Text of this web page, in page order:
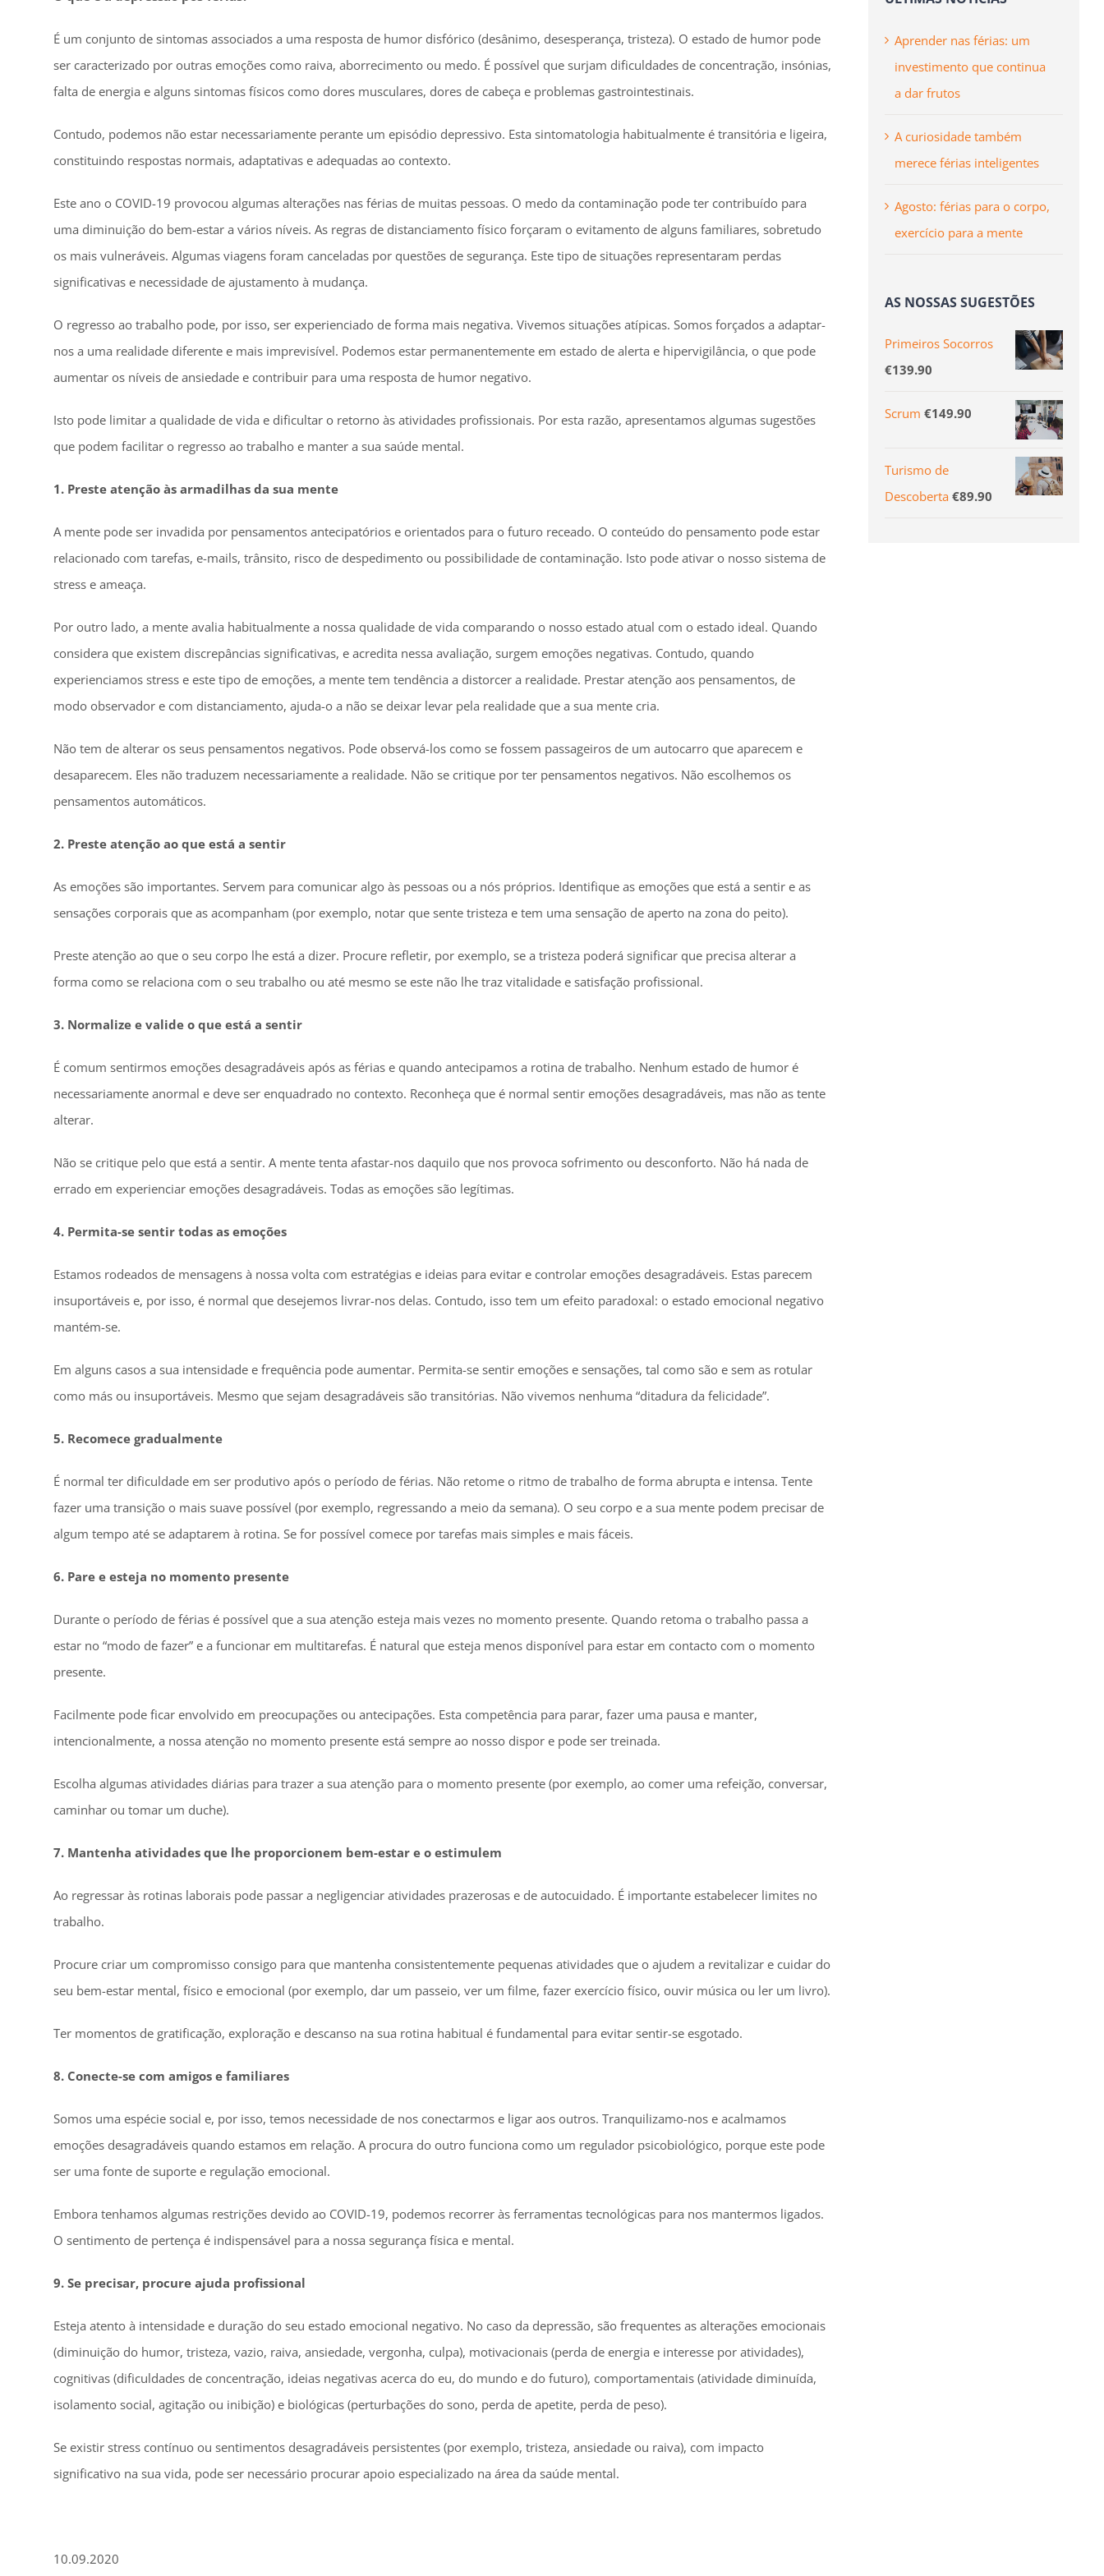
É um conjunto de sintomas associados a uma resposta de humor disfórico (desânimo, desesperança, tristeza). O estado de humor pode
ser caracterizado por outras emoções como raiva, aborrecimento ou medo. É possível que surjam dificuldades de concentração, insónias,
falta de energia e alguns sintomas físicos como dores musculares, dores de cabeça e problemas gastrointestinais.
Contudo, podemos não estar necessariamente perante um episódio depressivo. Esta sintomatologia habitualmente é transitória e ligeira,
constituindo respostas normais, adaptativas e adequadas ao contexto.
Este ano o COVID-19 provocou algumas alterações nas férias de muitas pessoas. O medo da contaminação pode ter contribuído para
uma diminuição do bem-estar a vários níveis. As regras de distanciamento físico forçaram o evitamento de alguns familiares, sobretudo
os mais vulneráveis. Algumas viagens foram canceladas por questões de segurança. Este tipo de situações representaram perdas
significativas e necessidade de ajustamento à mudança.
O regresso ao trabalho pode, por isso, ser experienciado de forma mais negativa. Vivemos situações atípicas. Somos forçados a adaptar-
nos a uma realidade diferente e mais imprevisível. Podemos estar permanentemente em estado de alerta e hipervigilância, o que pode
aumentar os níveis de ansiedade e contribuir para uma resposta de humor negativo.
Isto pode limitar a qualidade de vida e dificultar o retorno às atividades profissionais. Por esta razão, apresentamos algumas sugestões
que podem facilitar o regresso ao trabalho e manter a sua saúde mental.
1. Preste atenção às armadilhas da sua mente
A mente pode ser invadida por pensamentos antecipatórios e orientados para o futuro receado. O conteúdo do pensamento pode estar
relacionado com tarefas, e-mails, trânsito, risco de despedimento ou possibilidade de contaminação. Isto pode ativar o nosso sistema de
stress e ameaça.
Por outro lado, a mente avalia habitualmente a nossa qualidade de vida comparando o nosso estado atual com o estado ideal. Quando
considera que existem discrepâncias significativas, e acredita nessa avaliação, surgem emoções negativas. Contudo, quando
experienciamos stress e este tipo de emoções, a mente tem tendência a distorcer a realidade. Prestar atenção aos pensamentos, de
modo observador e com distanciamento, ajuda-o a não se deixar levar pela realidade que a sua mente cria.
Não tem de alterar os seus pensamentos negativos. Pode observá-los como se fossem passageiros de um autocarro que aparecem e
desaparecem. Eles não traduzem necessariamente a realidade. Não se critique por ter pensamentos negativos. Não escolhemos os
pensamentos automáticos.
2. Preste atenção ao que está a sentir
As emoções são importantes. Servem para comunicar algo às pessoas ou a nós próprios. Identifique as emoções que está a sentir e as
sensações corporais que as acompanham (por exemplo, notar que sente tristeza e tem uma sensação de aperto na zona do peito).
Preste atenção ao que o seu corpo lhe está a dizer. Procure refletir, por exemplo, se a tristeza poderá significar que precisa alterar a
forma como se relaciona com o seu trabalho ou até mesmo se este não lhe traz vitalidade e satisfação profissional.
3. Normalize e valide o que está a sentir
É comum sentirmos emoções desagradáveis após as férias e quando antecipamos a rotina de trabalho. Nenhum estado de humor é
necessariamente anormal e deve ser enquadrado no contexto. Reconheça que é normal sentir emoções desagradáveis, mas não as tente
alterar.
Não se critique pelo que está a sentir. A mente tenta afastar-nos daquilo que nos provoca sofrimento ou desconforto. Não há nada de
errado em experienciar emoções desagradáveis. Todas as emoções são legítimas.
4. Permita-se sentir todas as emoções
Estamos rodeados de mensagens à nossa volta com estratégias e ideias para evitar e controlar emoções desagradáveis. Estas parecem
insuportáveis e, por isso, é normal que desejemos livrar-nos delas. Contudo, isso tem um efeito paradoxal: o estado emocional negativo
mantém-se.
Em alguns casos a sua intensidade e frequência pode aumentar. Permita-se sentir emoções e sensações, tal como são e sem as rotular
como más ou insuportáveis. Mesmo que sejam desagradáveis são transitórias. Não vivemos nenhuma “ditadura da felicidade”.
5. Recomece gradualmente
É normal ter dificuldade em ser produtivo após o período de férias. Não retome o ritmo de trabalho de forma abrupta e intensa. Tente
fazer uma transição o mais suave possível (por exemplo, regressando a meio da semana). O seu corpo e a sua mente podem precisar de
algum tempo até se adaptarem à rotina. Se for possível comece por tarefas mais simples e mais fáceis.
6. Pare e esteja no momento presente
Durante o período de férias é possível que a sua atenção esteja mais vezes no momento presente. Quando retoma o trabalho passa a
estar no “modo de fazer” e a funcionar em multitarefas. É natural que esteja menos disponível para estar em contacto com o momento
presente.
Facilmente pode ficar envolvido em preocupações ou antecipações. Esta competência para parar, fazer uma pausa e manter,
intencionalmente, a nossa atenção no momento presente está sempre ao nosso dispor e pode ser treinada.
Escolha algumas atividades diárias para trazer a sua atenção para o momento presente (por exemplo, ao comer uma refeição, conversar,
caminhar ou tomar um duche).
7. Mantenha atividades que lhe proporcionem bem-estar e o estimulem
Ao regressar às rotinas laborais pode passar a negligenciar atividades prazerosas e de autocuidado. É importante estabelecer limites no
trabalho.
Procure criar um compromisso consigo para que mantenha consistentemente pequenas atividades que o ajudem a revitalizar e cuidar do
seu bem-estar mental, físico e emocional (por exemplo, dar um passeio, ver um filme, fazer exercício físico, ouvir música ou ler um livro).
Ter momentos de gratificação, exploração e descanso na sua rotina habitual é fundamental para evitar sentir-se esgotado.
8. Conecte-se com amigos e familiares
Somos uma espécie social e, por isso, temos necessidade de nos conectarmos e ligar aos outros. Tranquilizamo-nos e acalmamos
emoções desagradáveis quando estamos em relação. A procura do outro funciona como um regulador psicobiológico, porque este pode
ser uma fonte de suporte e regulação emocional.
Embora tenhamos algumas restrições devido ao COVID-19, podemos recorrer às ferramentas tecnológicas para nos mantermos ligados.
O sentimento de pertença é indispensável para a nossa segurança física e mental.
9. Se precisar, procure ajuda profissional
Esteja atento à intensidade e duração do seu estado emocional negativo. No caso da depressão, são frequentes as alterações emocionais
(diminuição do humor, tristeza, vazio, raiva, ansiedade, vergonha, culpa), motivacionais (perda de energia e interesse por atividades),
cognitivas (dificuldades de concentração, ideias negativas acerca do eu, do mundo e do futuro), comportamentais (atividade diminuída,
isolamento social, agitação ou inibição) e biológicas (perturbações do sono, perda de apetite, perda de peso).
Se existir stress contínuo ou sentimentos desagradáveis persistentes (por exemplo, tristeza, ansiedade ou raiva), com impacto
significativo na sua vida, pode ser necessário procurar apoio especializado na área da saúde mental.
10.09.2020
Aprender nas férias: um
investimento que continua
a dar frutos
A curiosidade também
merece férias inteligentes
Agosto: férias para o corpo,
exercício para a mente
AS NOSSAS SUGESTÕES
Primeiros Socorros
€139.90
Scrum €149.90
Turismo de
Descoberta €89.90